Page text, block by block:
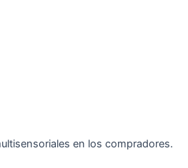
en los compradores.